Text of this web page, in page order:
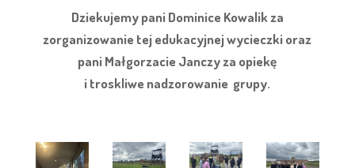
Dziekujemy pani Dominice Kowalik za
zorganizowanie tej edukacyjnej wycieczki oraz
pani Małgorzacie Janczy za opiekę
i troskliwe nadzorowanie grupy.